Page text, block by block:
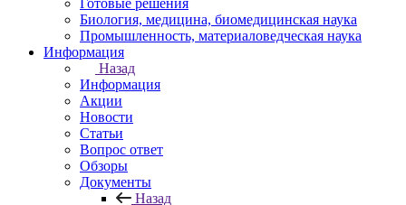
Готовые решения
Биология, медицина, биомедицинская наука
Промышленность, материаловедческая наука
Информация
Назад
Информация
Акции
Новости
Статьи
Вопрос ответ
Обзоры
Документы
Назад